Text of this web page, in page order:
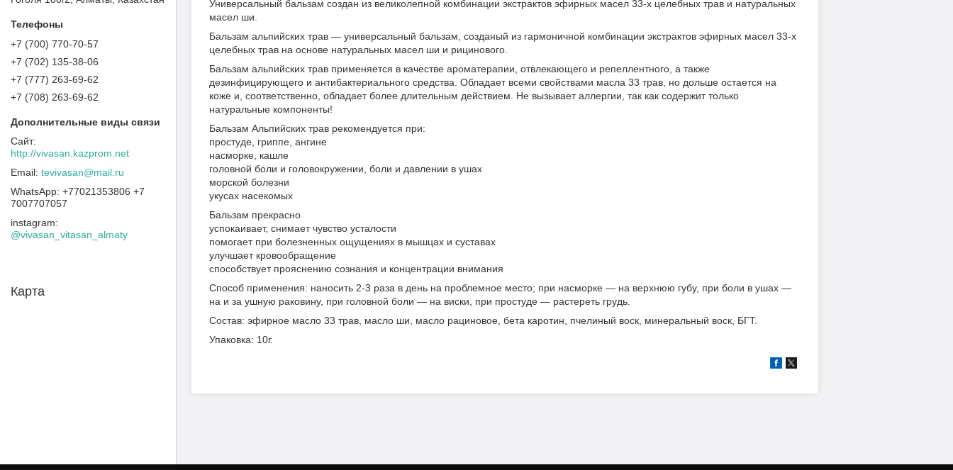
Универсальный бальзам создан из великолепной комбинации экстрактов эфирных масел 33-х целебных трав и натуральных
масел ши.
Бальзам альпийских трав — универсальный бальзам, созданый из гармоничной комбинации экстрактов эфирных масел 33-х
целебных трав на основе натуральных масел ши и рицинового.
Бальзам альпийских трав применяется в качестве ароматерапии, отвлекающего и репеллентного, а также
дезинфицирующего и антибактериального средства. Обладает всеми свойствами масла 33 трав, но дольше остается на
коже и, соответственно, обладает более длительным действием. Не вызывает аллергии, так как содержит только
натуральные компоненты!
Бальзам Альпийских трав рекомендуется при:
простуде, гриппе, ангине
насморке, кашле
головной боли и головокружении, боли и давлении в ушах
морской болезни
укусах насекомых
Бальзам прекрасно
успокаивает, снимает чувство усталости
помогает при болезненных ощущениях в мышцах и суставах
улучшает кровообращение
способствует прояснению сознания и концентрации внимания
Способ применения: наносить 2-3 раза в день на проблемное место; при насморке — на верхнюю губу, при боли в ушах —
на и за ушную раковину, при головной боли — на виски, при простуде — растереть грудь.
Состав: эфирное масло 33 трав, масло ши, масло рациновое, бета каротин, пчелиный воск, минеральный воск, БГТ.
Упаковка: 10г.
+7 (700) 770-70-57
+7 (702) 135-38-06
+7 (777) 263-69-62
+7 (708) 263-69-62
http://vivasan.kazprom.net
tevivasan@mail.ru
+77021353806 +7
7007707057
instagram
@vivasan_vitasan_almaty
Карта